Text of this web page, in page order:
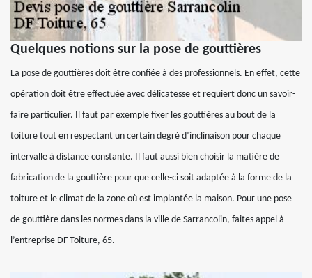
Quelques notions sur la pose de gouttières
La pose de gouttières doit être confiée à des professionnels. En effet, cette
opération doit être effectuée avec délicatesse et requiert donc un savoir-
faire particulier. Il faut par exemple fixer les gouttières au bout de la
toiture tout en respectant un certain degré d’inclinaison pour chaque
intervalle à distance constante. Il faut aussi bien choisir la matière de
fabrication de la gouttière pour que celle-ci soit adaptée à la forme de la
toiture et le climat de la zone où est implantée la maison. Pour une pose
de gouttière dans les normes dans la ville de Sarrancolin, faites appel à
l’entreprise DF Toiture, 65.